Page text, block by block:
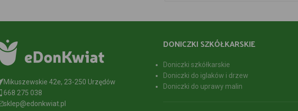
Mikuszewskie 42e, 23-250 Urzędów
668 275 038
sklep@edonkwiat.pl
DONICZKI SZKÓŁKARSKIE
Doniczki szkółkarskie
Doniczki do iglaków i drzew
Doniczki do uprawy malin